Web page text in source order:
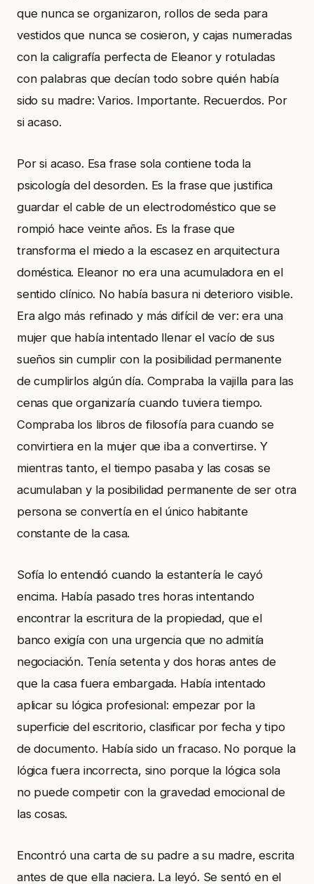
que nunca se organizaron, rollos de seda para
vestidos que nunca se cosieron, y cajas numeradas
con la caligrafía perfecta de Eleanor y rotuladas
con palabras que decían todo sobre quién había
sido su madre: Varios. Importante. Recuerdos. Por
si acaso.
Por si acaso. Esa frase sola contiene toda la
psicología del desorden. Es la frase que justifica
guardar el cable de un electrodoméstico que se
rompió hace veinte años. Es la frase que
transforma el miedo a la escasez en arquitectura
doméstica. Eleanor no era una acumuladora en el
sentido clínico. No había basura ni deterioro visible.
Era algo más refinado y más difícil de ver: era una
mujer que había intentado llenar el vacío de sus
sueños sin cumplir con la posibilidad permanente
de cumplirlos algún día. Compraba la vajilla para las
cenas que organizaría cuando tuviera tiempo.
Compraba los libros de filosofía para cuando se
convirtiera en la mujer que iba a convertirse. Y
mientras tanto, el tiempo pasaba y las cosas se
acumulaban y la posibilidad permanente de ser otra
persona se convertía en el único habitante
constante de la casa.
Sofía lo entendió cuando la estantería le cayó
encima. Había pasado tres horas intentando
encontrar la escritura de la propiedad, que el
banco exigía con una urgencia que no admitía
negociación. Tenía setenta y dos horas antes de
que la casa fuera embargada. Había intentado
aplicar su lógica profesional: empezar por la
superficie del escritorio, clasificar por fecha y tipo
de documento. Había sido un fracaso. No porque la
lógica fuera incorrecta, sino porque la lógica sola
no puede competir con la gravedad emocional de
las cosas.
Encontró una carta de su padre a su madre, escrita
antes de que ella naciera. La leyó. Se sentó en el